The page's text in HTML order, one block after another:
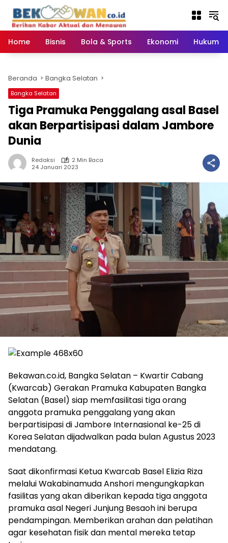
konten
Home
Bisnis Bola & Sports Ekonomi Hukum
Beranda Bangka Selatan
Bangka Selatan
Tiga Pramuka Penggalang asal Basel
akan Berpartisipasi dalam Jambore
Dunia
Redaksi
2 Min Baca
24 Januari 2023
Bekawan.co.id, Bangka Selatan – Kwartir Cabang
(Kwarcab) Gerakan Pramuka Kabupaten Bangka
Selatan (Basel) siap memfasilitasi tiga orang
anggota pramuka penggalang yang akan
berpartisipasi di Jambore Internasional ke-25 di
Korea Selatan dijadwalkan pada bulan Agustus 2023
mendatang.
Saat dikonfirmasi Ketua Kwarcab Basel Elizia Riza
melalui Wakabinamuda Anshori mengungkapkan
fasilitas yang akan diberikan kepada tiga anggota
pramuka asal Negeri Junjung Besaoh ini berupa
pendampingan. Memberikan arahan dan pelatihan
agar kesehatan fisik dan mental mereka tetap